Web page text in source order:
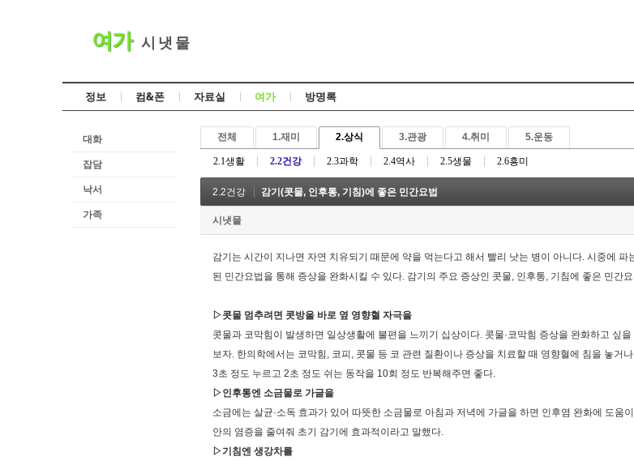
여가 시 냇 물
정보 컴&폰 자료실 여가 방명록
대화
잡담
낙서
가족
전체 1.재미 2.상식
2.1생활 2.2건강 2.3과학 2.4역사 2.5생물 2.6흥미
3.관광 4.취미 5.운동
2.2건강 감기(콧물, 인후통, 기침)에 좋은 민간요법
시냇물
감기는 시간이 지나면 자연 치유되기 때문에 약을 먹는다고 해서 빨리 낫는 병이 아니다. 시중에
된 민간요법을 통해 증상을 완화시킬 수 있다. 감기의 주요 증상인 콧물, 인후통, 기침에 좋은 민간
▷콧물 멈추려면 콧방울 바로 옆 영향혈 자극을
콧물과 코막힘이 발생하면 일상생활에 불편을 느끼기 십상이다. 콧물·코막힘 증상을 완화하고 싶
보자. 한의학에서는 코막힘, 코피, 콧물 등 코 관련 질환이나 증상을 치료할 때 영향혈에 침을 놓거
3초 정도 누르고 2초 정도 쉬는 동작을 10회 정도 반복해주면 좋다.
▷인후통엔 소금물로 가글을
소금에는 살균·소독 효과가 있어 따뜻한 소금물로 아침과 저녁에 가글을 하면 인후염 완화에 도움
안의 염증을 줄여줘 초기 감기에 효과적이라고 말했다.
▷기침엔 생강차를